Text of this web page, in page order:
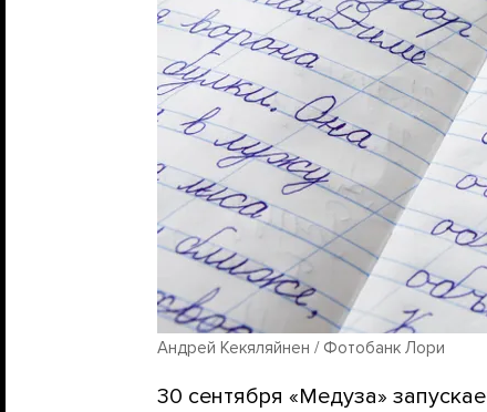
Андрей Кекяляйнен / Фотобанк Лори
30 сентября «Медуза»